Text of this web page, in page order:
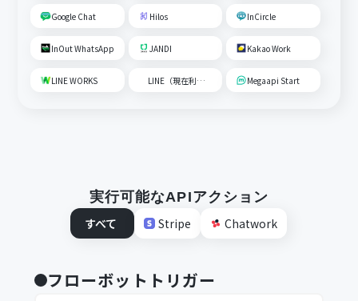
Google Chat Hilos InCircle
InOut WhatsApp JANDI Kakao Work
LINE WORKS LINE（現在利用不可） Megaapi Start
実行可能なAPIアクション
すべて
Stripe Chatwork
フローボットトリガー